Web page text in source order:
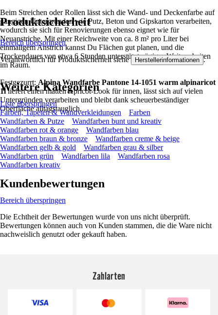
Beim Streichen oder Rollen lässt sich die Wand- und Deckenfarbe auf
gängigen Untergründen wie Putz, Beton und Gipskarton verarbeiten,
wodurch sie sich für Renovierungen ebenso eignet wie für
Neuanstriche. Mit einer Reichweite von ca. 8 m² pro Liter bei
einmaligem Anstrich kannst Du Flächen gut planen, und die
Trockendauer von etwa 6 Stunden unterstützt zügiges Weiterarbeiten
im Raum.
Festgezurrt: Alpina Wandfarbe Pantone 14-1051 warm alpinaricot
1lliefert einen matten Apricot-Look für innen, lässt sich auf vielen
Untergründen verarbeiten und bleibt dank scheuerbeständiger
Oberfläche alltagstauglich.
Produktsicherheit
Bereich überspringen
Verantwortlich für Produktsicherheit siehe Herstellerinformationen .
Weitere Kategorien
Liste überspringen
Farben, Tapeten & Wandverkleidungen
Farben
Wandfarben & Putze
Wandfarben bunt und kreativ
Wandfarben rot & orange
Wandfarben blau
Wandfarben braun & bronze
Wandfarben creme & beige
Wandfarben gelb & gold
Wandfarben grau & silber
Wandfarben grün
Wandfarben lila
Wandfarben rosa
Wandfarben kreativ
Kundenbewertungen
Bereich überspringen
Die Echtheit der Bewertungen wurde von uns nicht überprüft.
Bewertungen können auch von Kunden stammen, die die Ware nicht
nachweislich genutzt oder gekauft haben.
Zahlarten